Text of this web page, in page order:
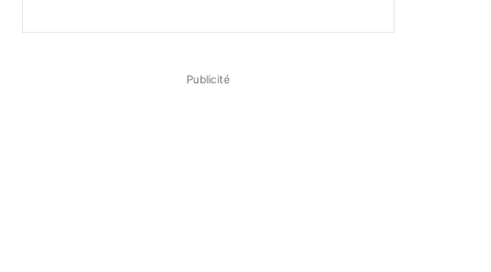
Publicité